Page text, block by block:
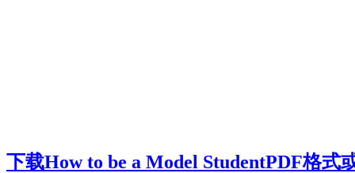
下载How to be a Model StudentPDF格式